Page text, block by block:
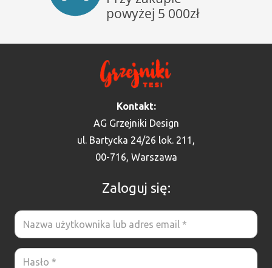
Kontakt:
AG Grzejniki Design
ul. Bartycka 24/26 lok. 211,
00-716, Warszawa
Zaloguj się: